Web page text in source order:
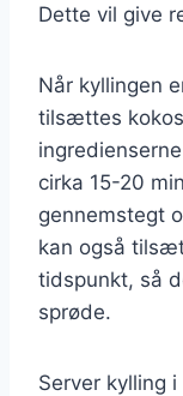
Dette vil give
Når kyllingen
tilsættes
cirka 15-20
gennemstegt
kan også
tidspunkt, så
sprøde.
Server kylling